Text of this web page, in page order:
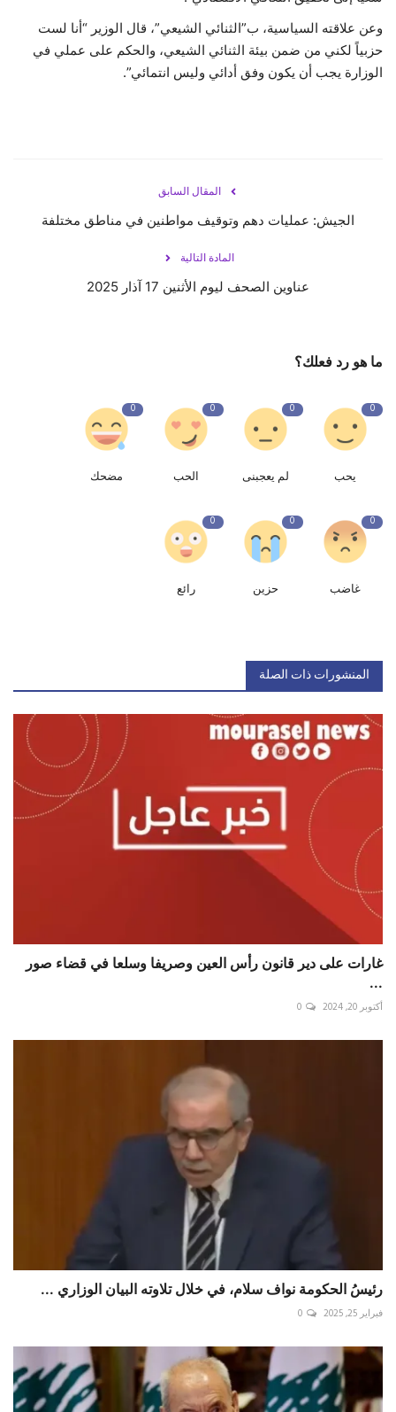
وعن علاقته السياسية، ب”الثنائي الشيعي”، قال الوزير “أنا لست
حزبياً لكني من ضمن بيئة الثنائي الشيعي، والحكم على عملي في
الوزارة يجب أن يكون وفق أدائي وليس انتمائي”.
المقال السابق
الجيش: عمليات دهم وتوقيف مواطنين في مناطق مختلفة
المادة التالية
عناوين الصحف ليوم الأثنين 17 آذار 2025
ما هو رد فعلك؟
0
يحب
0
لم يعجبنى
0
الحب
0
مضحك
0
غاضب
0
حزين
0
رائع
المنشورات ذات الصلة
غارات على دير قانون رأس العين وصريفا وسلعا في قضاء صور
...
أكتوبر 20, 2024 0
رئيسُ الحكومة نواف سلام، في خلال تلاوته البيان الوزاري ...
فبراير 25, 2025 0